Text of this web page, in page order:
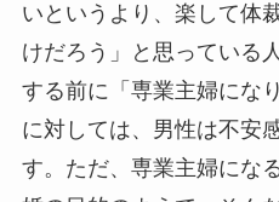
いというより、楽して体
けだろう」と思っている
する前に「専業主婦にな
に対しては、男性は不安
す。ただ、専業主婦にな